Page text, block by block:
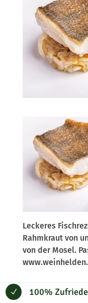
Leckeres
Rahmkraut von
von der Mosel.
N 100%